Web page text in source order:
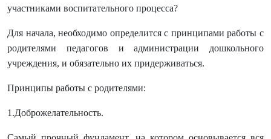
участниками воспитательного процесса?
Для начала, необходимо определится с принципами работы с
родителями педагогов и администрации дошкольного
учреждения, и обязательно их придерживаться.
Принципы работы с родителями:
1.Доброжелательность.